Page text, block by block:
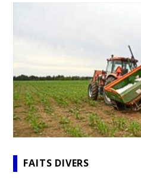
FAITS DIVERS